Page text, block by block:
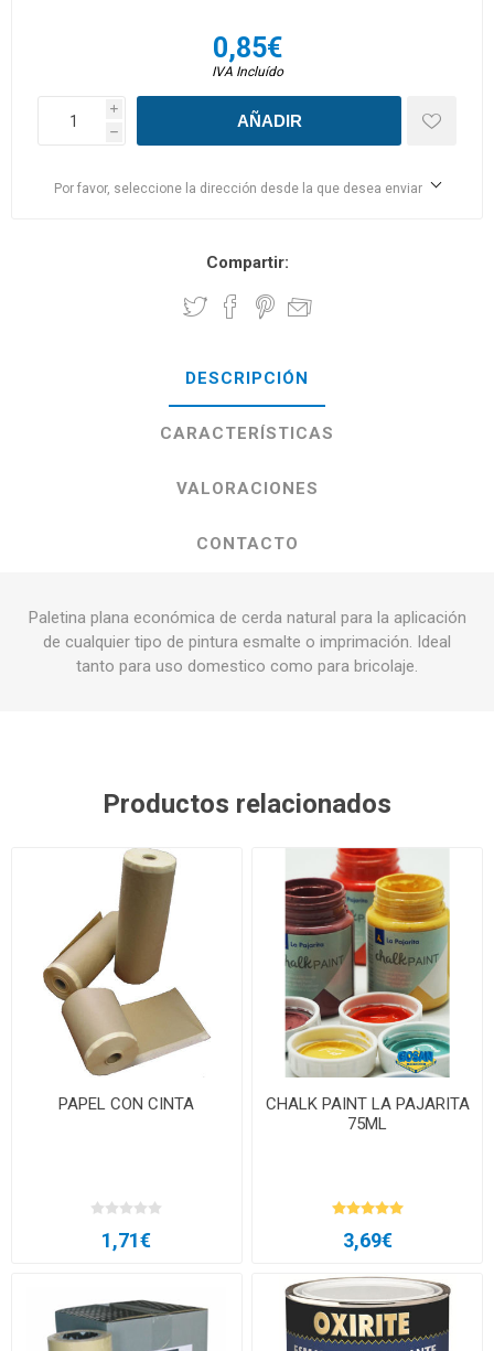
0,85€
IVA Incluído
i
h
Por favor, seleccione la dirección desde la que desea enviar
Compartir:
DESCRIPCIÓN
CARACTERÍSTICAS
VALORACIONES
CONTACTO
Paletina plana económica de cerda natural para la aplicación
de cualquier tipo de pintura esmalte o imprimación. Ideal
tanto para uso domestico como para bricolaje.
Productos relacionados
PAPEL CON CINTA
1,71€
CHALK PAINT LA PAJARITA
75ML
3,69€